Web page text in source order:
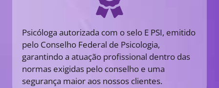
Psicóloga autorizada com o selo E PSI, emitido
pelo Conselho Federal de Psicologia,
garantindo a atuação profissional dentro das
normas exigidas pelo conselho e uma
segurança maior aos nossos clientes.